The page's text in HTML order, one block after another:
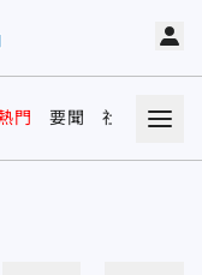
門 要聞 社會 娛樂